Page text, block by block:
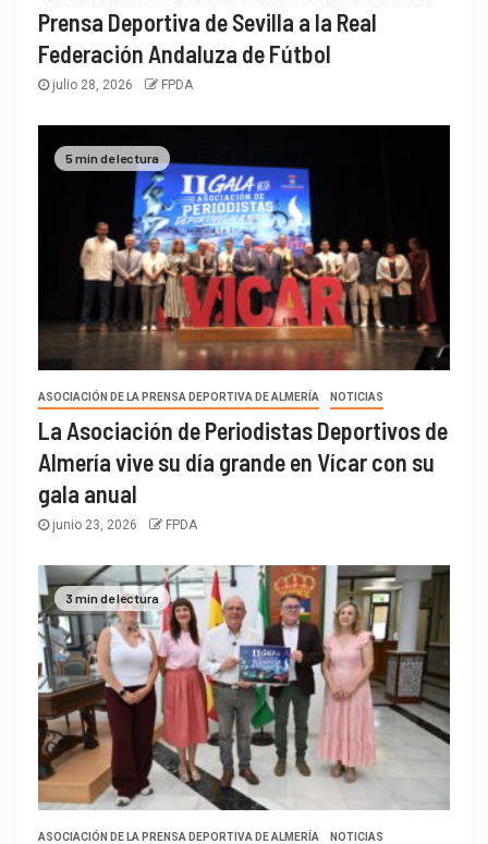
Prensa Deportiva de Sevilla a la Real
Federación Andaluza de Fútbol
julio 28, 2026 FPDA
5 min de lectura
ASOCIACIÓN DE LA PRENSA DEPORTIVA DE ALMERÍA NOTICIAS
La Asociación de Periodistas Deportivos de
Almería vive su día grande en Vícar con su
gala anual
junio 23, 2026 FPDA
3 min de lectura
ASOCIACIÓN DE LA PRENSA DEPORTIVA DE ALMERÍA NOTICIAS